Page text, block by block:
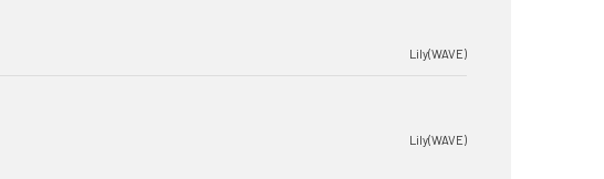
Lily(WAVE)
Lily(WAVE)